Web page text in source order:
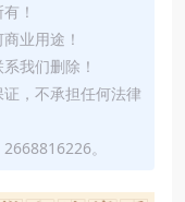
！
业用途！
我们删除！
，不承担任何法律
。